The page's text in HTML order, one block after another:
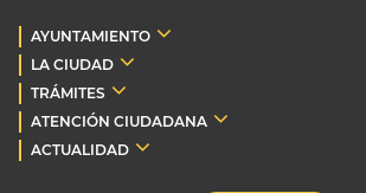
AYUNTAMIENTO
LA CIUDAD
TRÁMITES
ATENCIÓN CIUDADANA
ACTUALIDAD